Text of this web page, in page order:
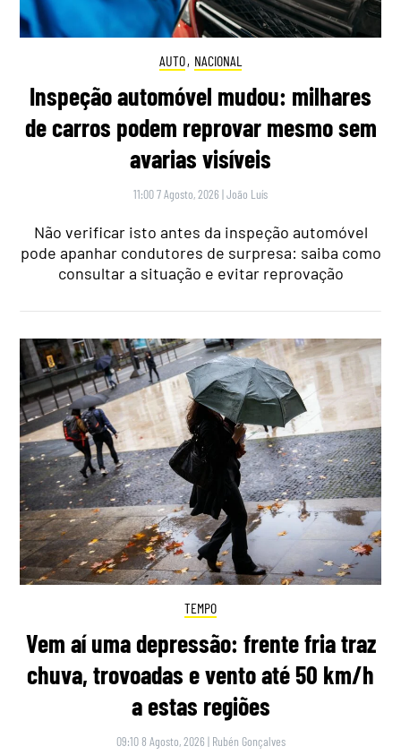
AUTO, NACIONAL
Inspeção automóvel mudou: milhares
de carros podem reprovar mesmo sem
avarias visíveis
11:00 7 Agosto, 2026 |João Luís
Não verificar isto antes da inspeção automóvel
pode apanhar condutores de surpresa: saiba como
consultar a situação e evitar reprovação
TEMPO
Vem aí uma depressão: frente fria traz
chuva, trovoadas e vento até 50 km/h
a estas regiões
09:10 8 Agosto, 2026 | Rubén Gonçalves